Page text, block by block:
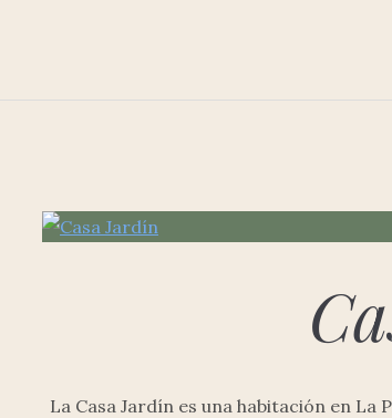
La Casa Jardín es una habitación en